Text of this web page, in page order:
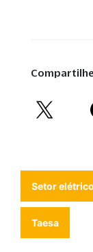
Compartilhe
Setor elétrico
Taesa